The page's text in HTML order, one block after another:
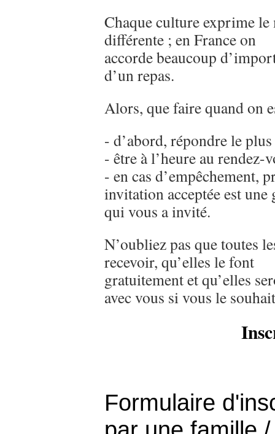
Chaque culture exprime le
différente ; en France on
accorde beaucoup
d’un repas.
Alors, que faire quand on
- d’abord, répondre le
- être à l’heure au rendez-
- en cas d’empêchement,
invitation acceptée est
qui vous a invité.
N’oubliez pas que toutes
recevoir, qu’elles le font
gratuitement et qu’elles
avec vous si vous le